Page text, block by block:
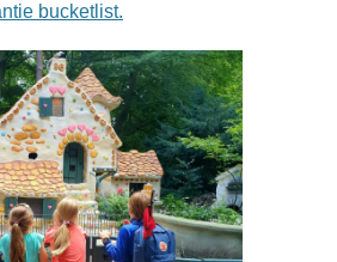
bucketlist.